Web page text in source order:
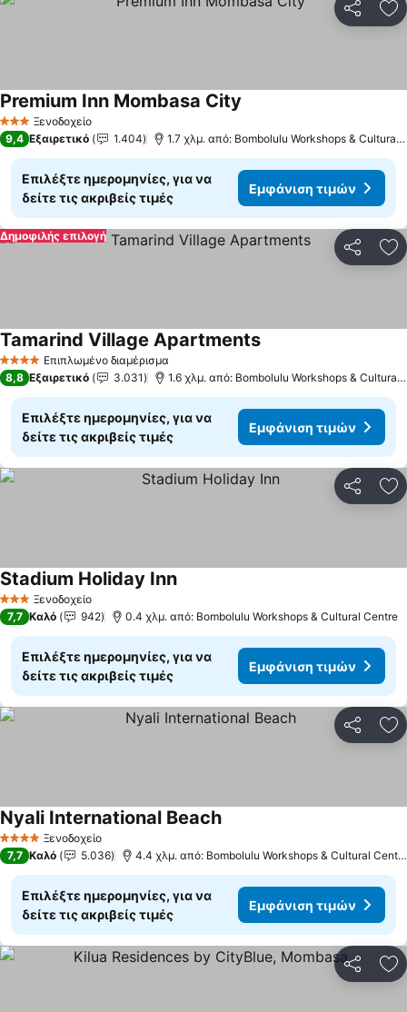
3 ΑστέριαΞενοδοχείο
Premium Inn Mombasa City
9,4 Εξαιρετικό 1.404 1.7 χλμ. από: Bombolulu Workshops & Cultural Centre
Επιλέξτε ημερομηνίες, για να
δείτε τις ακριβείς τιμές
Εμφάνιση τιμών
Δημοφιλής επιλογή
4 ΑστέριαΕπιπλωμένο διαμέρισμα
Tamarind Village Apartments
8,8 Εξαιρετικό 3.031 1.6 χλμ. από: Bombolulu Workshops & Cultural Centre
Επιλέξτε ημερομηνίες, για να
δείτε τις ακριβείς τιμές
Εμφάνιση τιμών
3 ΑστέριαΞενοδοχείο
Stadium Holiday Inn
7,7 Καλό 942 0.4 χλμ. από: Bombolulu Workshops & Cultural Centre
Επιλέξτε ημερομηνίες, για να
δείτε τις ακριβείς τιμές
Εμφάνιση τιμών
4 ΑστέριαΞενοδοχείο
Nyali International Beach
7,7 Καλό 5.036 4.4 χλμ. από: Bombolulu Workshops & Cultural Centre
Επιλέξτε ημερομηνίες, για να
δείτε τις ακριβείς τιμές
Εμφάνιση τιμών